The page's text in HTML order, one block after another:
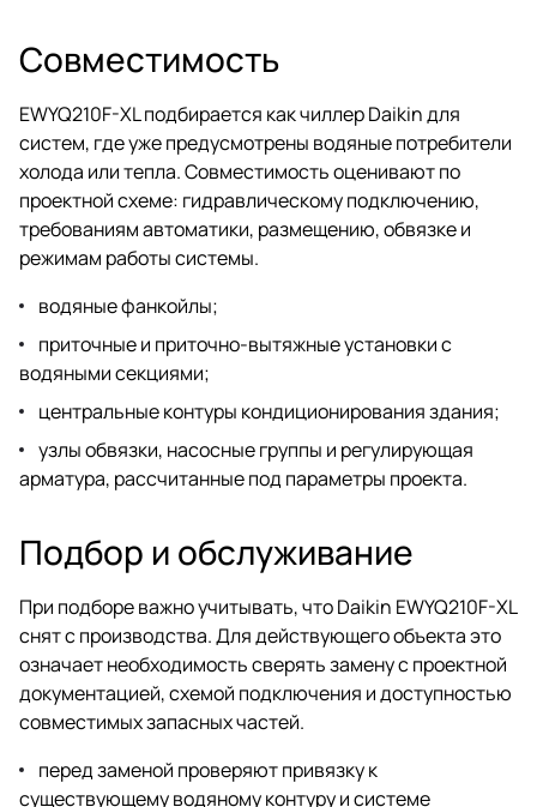
Совместимость
EWYQ210F-XL подбирается как чиллер Daikin для
систем, где уже предусмотрены водяные потребители
холода или тепла. Совместимость оценивают по
проектной схеме: гидравлическому подключению,
требованиям автоматики, размещению, обвязке и
режимам работы системы.
водяные фанкойлы;
приточные и приточно-вытяжные установки с
водяными секциями;
центральные контуры кондиционирования здания;
узлы обвязки, насосные группы и регулирующая
арматура, рассчитанные под параметры проекта.
Подбор и обслуживание
При подборе важно учитывать, что Daikin EWYQ210F-XL
снят с производства. Для действующего объекта это
означает необходимость сверять замену с проектной
документацией, схемой подключения и доступностью
совместимых запасных частей.
перед заменой проверяют привязку к
существующему водяному контуру и системе